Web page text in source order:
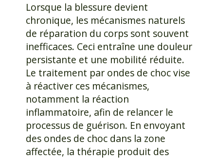
Lorsque la blessure devient
chronique, les mécanismes naturels
de réparation du corps sont souvent
inefficaces. Ceci entraîne une douleur
persistante et une mobilité réduite.
Le traitement par ondes de choc vise
à réactiver ces mécanismes,
notamment la réaction
inflammatoire, afin de relancer le
processus de guérison. En envoyant
des ondes de choc dans la zone
affectée, la thérapie produit des